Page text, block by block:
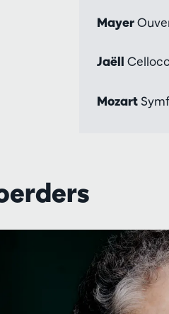
Mayer
Jaëll
Mozart